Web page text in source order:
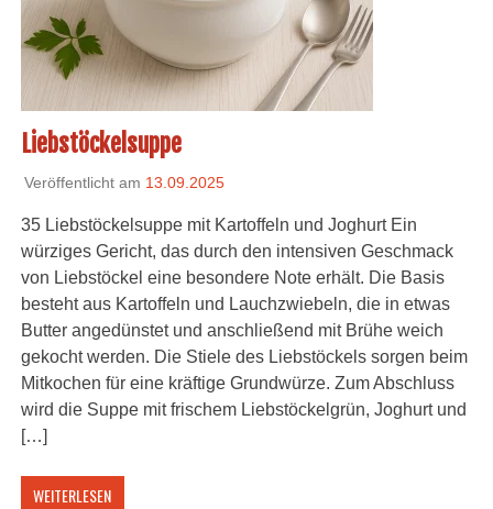
Liebstöckelsuppe
Veröffentlicht am 13.09.2025
35 Liebstöckelsuppe mit Kartoffeln und Joghurt Ein
würziges Gericht, das durch den intensiven Geschmack
von Liebstöckel eine besondere Note erhält. Die Basis
besteht aus Kartoffeln und Lauchzwiebeln, die in etwas
Butter angedünstet und anschließend mit Brühe weich
gekocht werden. Die Stiele des Liebstöckels sorgen beim
Mitkochen für eine kräftige Grundwürze. Zum Abschluss
wird die Suppe mit frischem Liebstöckelgrün, Joghurt und
[…]
WEITERLESEN